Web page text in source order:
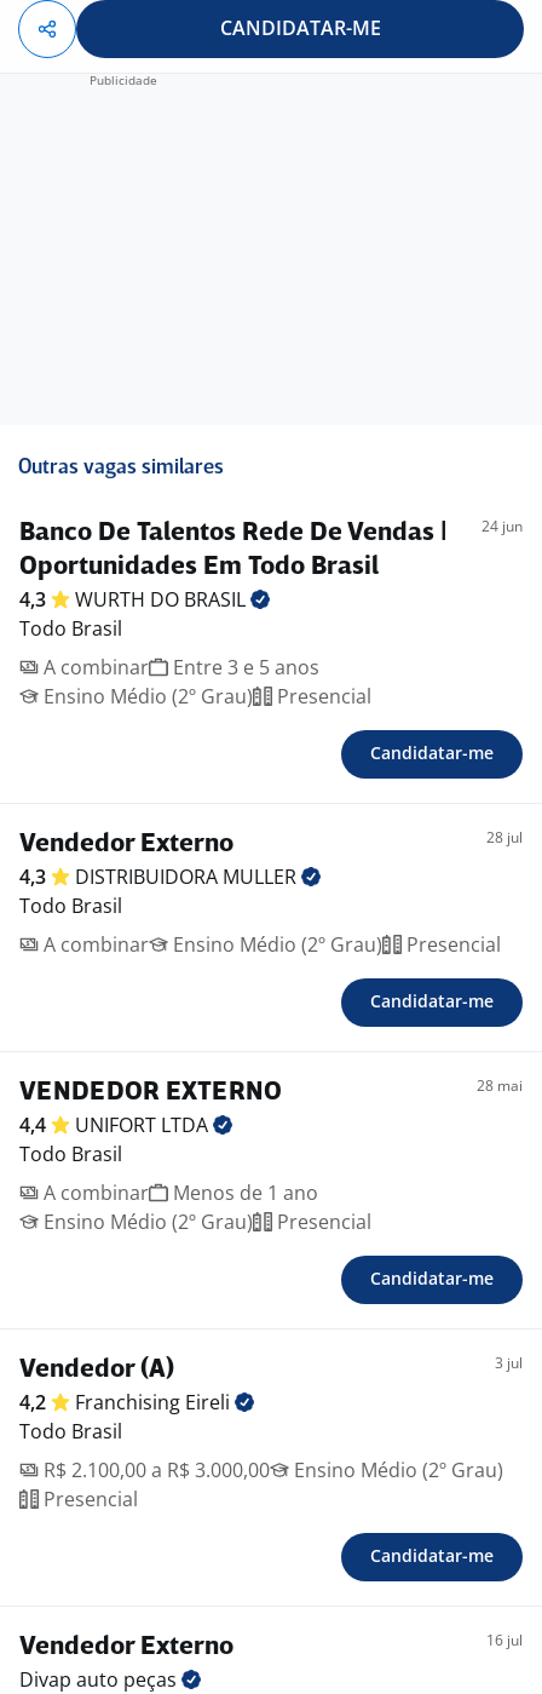
(software). Acompanhar os itens de controle da área,
conforme prioridades definidas pelo superior imediato
incorporando aprendizagens e sugerindo ações
CANDIDATAR-ME
Outras vagas similares
Banco De Talentos Rede De Vendas |
Oportunidades Em Todo Brasil
24 jun
4,3 WURTH DO BRASIL
Todo Brasil
A combinar
Entre 3 e 5 anos
Ensino Médio (2º Grau)
Presencial
Candidatar-me
Vendedor Externo 28 jul
4,3 DISTRIBUIDORA MULLER
Todo Brasil
A combinar
Ensino Médio (2º Grau) Presencial
Candidatar-me
VENDEDOR EXTERNO 28 mai
4,4 UNIFORT LTDA
Todo Brasil
A combinar
Menos de 1 ano
Ensino Médio (2º Grau)
Presencial
Candidatar-me
Vendedor (A) 3 jul
4,2 Franchising Eireli
Todo Brasil
R$ 2.100,00 a R$ 3.000,00
Ensino Médio (2º Grau)
Presencial
Candidatar-me
Vendedor Externo 16 jul
Divap auto peças